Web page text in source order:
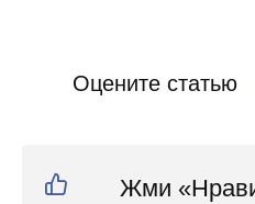
Оцените статью
Жми